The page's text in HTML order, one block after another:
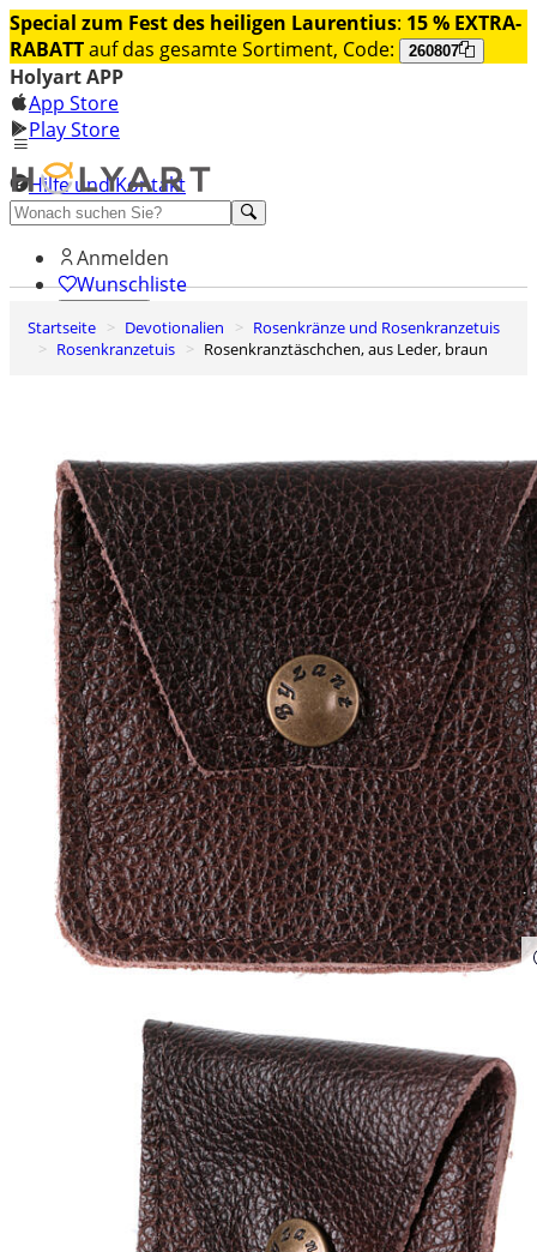
Special zum Fest des heiligen Laurentius: 15 % EXTRA-
RABATTauf das gesamte Sortiment, Code: 260807
Holyart APP
App Store
Play Store
Hilfe und Kontakt
Entdecken Sie Premium
Anmelden
Wunschliste
0
Warenkorb
Startseite Devotionalien
Rosenkränze und Rosenkranzetuis
Rosenkranzetuis
Rosenkranztäschchen, aus Leder, braun